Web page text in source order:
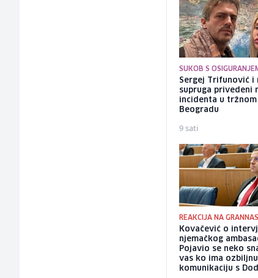
SUKOB S
Sergej Trifunović i
supruga privedeni
incidenta u
Beogradu
9 sati
REAKCIJA NA
Kovačević o
njemačkog
Pojavio se neko
vas ko ima ozbiljnu
komunikaciju s